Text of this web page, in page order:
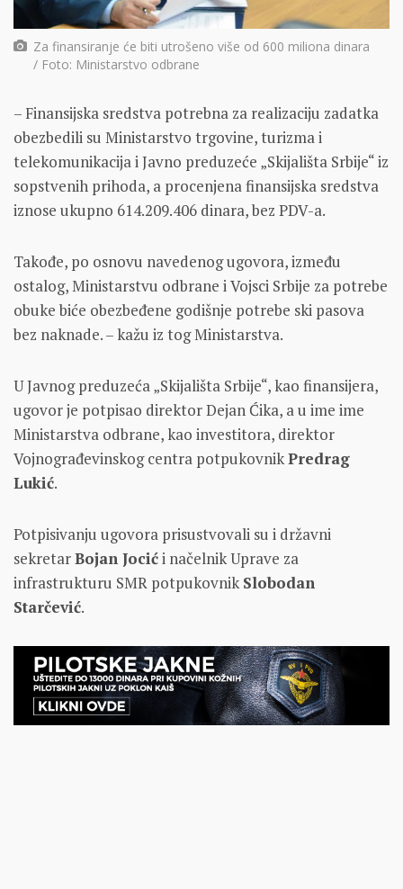
Za finansiranje će biti utrošeno više od 600 miliona dinara
/ Foto: Ministarstvo odbrane
– Finansijska sredstva potrebna za realizaciju zadatka
obezbedili su Ministarstvo trgovine, turizma i
telekomunikacija i Javno preduzeće „Skijališta Srbije“ iz
sopstvenih prihoda, a procenjena finansijska sredstva
iznose ukupno 614.209.406 dinara, bez PDV-a.
Takođe, po osnovu navedenog ugovora, između
ostalog, Ministarstvu odbrane i Vojsci Srbije za potrebe
obuke biće obezbeđene godišnje potrebe ski pasova
bez naknade. – kažu iz tog Ministarstva.
U Javnog preduzeća „Skijališta Srbije“, kao finansijera,
ugovor je potpisao direktor Dejan Ćika, a u ime ime
Ministarstva odbrane, kao investitora, direktor
Vojnograđevinskog centra potpukovnikPredrag
Lukić.
Potpisivanju ugovora prisustvovali su i državni
sekretarBojan Jocići načelnik Uprave za
infrastrukturu SMR potpukovnikSlobodan
Starčević.